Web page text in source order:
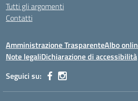
Tutti gli argomenti
Contatti
Amministrazione TrasparenteAlbo
Note legaliDichiarazione di accessibilità
Seguici su: